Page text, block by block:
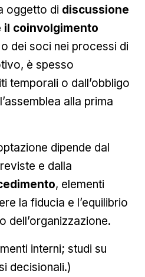
oggetto di discussione
il coinvolgimento
o dei soci nei processi di
è spesso
temporali o dall’obbligo
alla prima
dipende dal
e dalla
, elementi
la fiducia e l’equilibrio
dell’organizzazione.
interni; studi su
decisionali.)